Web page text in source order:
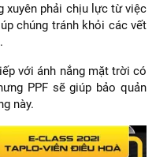
xuyên phải chịu lực từ việc
chúng tránh khỏi các vết
với ánh nắng mặt trời có
PPF sẽ giúp bảo quản
này.